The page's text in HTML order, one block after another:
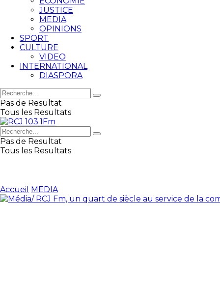
JUSTICE
MEDIA
OPINIONS
SPORT
CULTURE
VIDEO
INTERNATIONAL
DIASPORA
Pas de Resultat
Tous les Resultats
Pas de Resultat
Tous les Resultats
Accueil MEDIA